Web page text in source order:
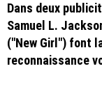
Dans deux
Samuel L.
("New Girl") font
reconnaissance